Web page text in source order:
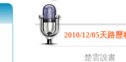
2010/12/05天路
楚雲說書